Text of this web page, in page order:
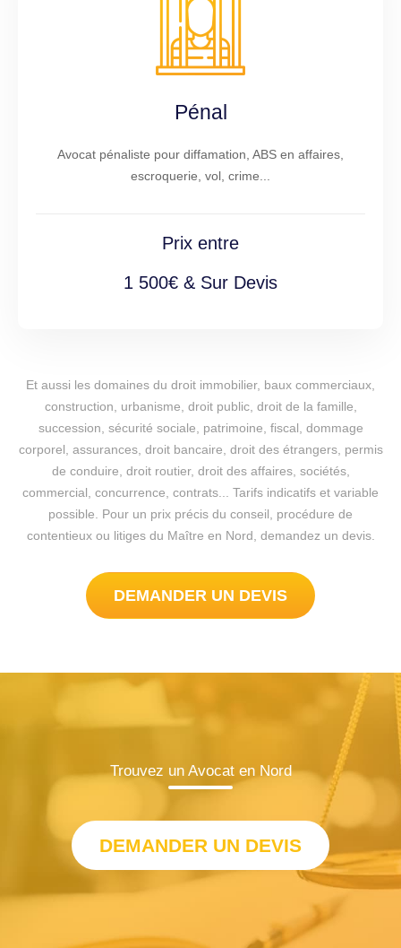
Pénal
Avocat pénaliste pour diffamation, ABS en affaires,
escroquerie, vol, crime...
Prix entre
1 500€ & Sur Devis
Et aussi les domaines du droit immobilier, baux commerciaux,
construction, urbanisme, droit public, droit de la famille,
succession, sécurité sociale, patrimoine, fiscal, dommage
corporel, assurances, droit bancaire, droit des étrangers, permis
de conduire, droit routier, droit des affaires, sociétés,
commercial, concurrence, contrats... Tarifs indicatifs et variable
possible. Pour un prix précis du conseil, procédure de
contentieux ou litiges du Maître en Nord, demandez un devis.
DEMANDER UN DEVIS
Trouvez un Avocat en Nord
DEMANDER UN DEVIS